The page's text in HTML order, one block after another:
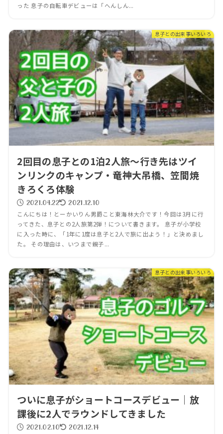
った 息子の自転車デビューは「へんしん...
息子との出来事いろいろ
2回目の息子との1泊2人旅～行き先はツイ
ンリンクのキャンプ・竜神大吊橋、笠間焼
きろくろ体験
2021.04.22 2021.12.10
こんにちは！とーかいりん男爵こと東海林大介です！今回は3月に行
ってきた、息子との2人旅第2弾！について書きます。 息子が小学校
に入った時に、「1年に1度は息子と2人で旅に出よう！」と決めまし
た。 その理由は、いつまで親子...
息子との出来事いろいろ
ついに息子がショートコースデビュー｜放
課後に2人でラウンドしてきました
2021.02.10 2021.12.14